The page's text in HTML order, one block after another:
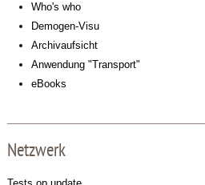
Who's who
Demogen-Visu
Archivaufsicht
Anwendung "Transport"
eBooks
Netzwerk